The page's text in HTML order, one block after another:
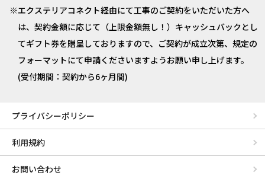
エクステリアコネクト経由にて工事のご契約をいただいた方へ
は、契約金額に応じて（上限金額無し！）キャッシュバックとし
てギフト券を贈呈しておりますので、ご契約が成立次第、規定の
フォーマットにて申請くださいますようお願い申し上げます。
(受付期間：契約から6ヶ月間)
プライバシーポリシー
利用規約
お問い合わせ